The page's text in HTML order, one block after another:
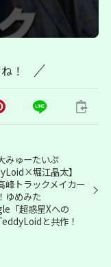
！
みゅーたいぷ
堀江晶太】
峰トラックメイカー
ゆめみた
「超惑星Xへの
と共作！